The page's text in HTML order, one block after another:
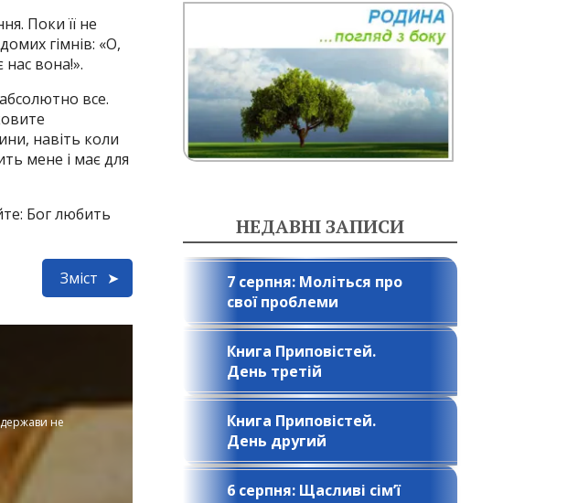
Поки її не
гімнів: «О,
нас вона!».
все.
навіть коли
мене і має для
Бог любить
Зміст
держави не
НЕДАВНІ ЗАПИСИ
7 серпня: Моліться про
свої проблеми
Книга Приповістей.
День третій
Книга Приповістей.
День другий
6 серпня: Щасливі сім’ї